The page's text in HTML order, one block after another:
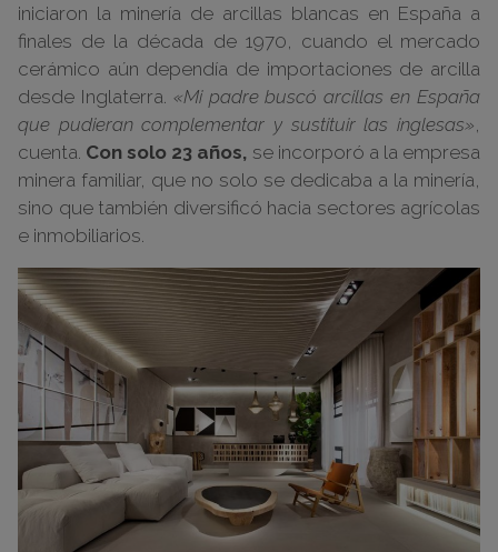
iniciaron la minería de arcillas blancas en España a
finales de la década de 1970, cuando el mercado
cerámico aún dependía de importaciones de arcilla
desde Inglaterra. «Mi padre buscó arcillas en España
que pudieran complementar y sustituir las inglesas»
cuenta. Con solo 23 años, se incorporó a la empresa
minera familiar, que no solo se dedicaba a la minería,
sino que también diversificó hacia sectores agrícolas
e inmobiliarios.